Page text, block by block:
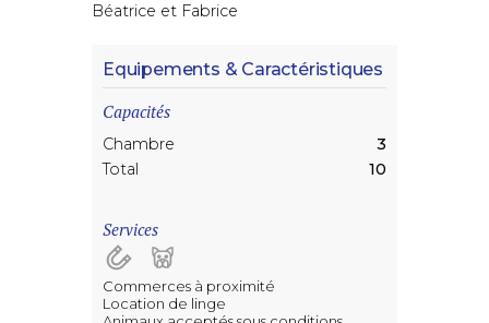
Béatrice et Fabrice
Equipements & Caractéristiques
Capacités
Chambre
3
Total
10
Services
Commerces à proximité
Location de linge